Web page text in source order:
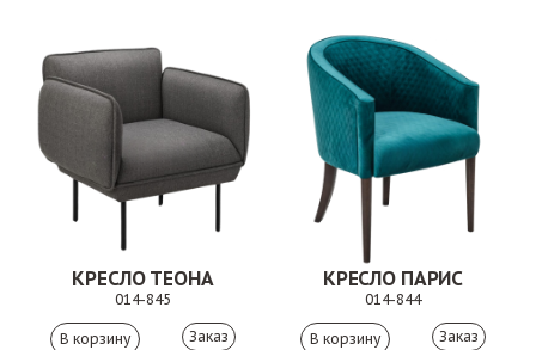
КРЕСЛО ТЕОНА
014-845
Заказ
КРЕСЛО ПАРИС
014-844
Заказ